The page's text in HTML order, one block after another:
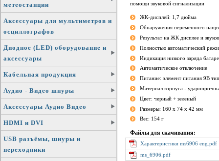
метеостанции
Аксессуары для мультиметров и
осциллографов
Диодное (LED) оборудование и
аксессуары
Кабельная продукция
Аудио - Видео шнуры
Аксессуары Аудио Видео
HDMI и DVI
USB разъёмы, шнуры и
переходники
помощи звуковой сигнализации
ЖК-дисплей: 1,7 дюйма
Обнаружения переменного
Результат на ЖК дисплее и
Полностью автоматический
Индикация низкого заряда
Автоматическое отключение
Питание: элемент питания 9В
Материал корпуса -
Цвет: черный + зеленый
Размеры: 160 х 74 х 42 мм
Вес: 154 г
Файлы для скачивания:
Характеристики ms6906 eng.pdf
ms_6906.pdf